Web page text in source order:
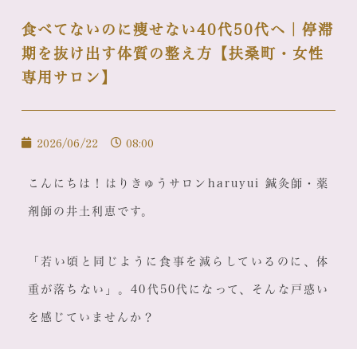
食べてないのに痩せない40代50代へ｜停滞
期を抜け出す体質の整え方【扶桑町・女性
専用サロン】
2026/06/22 08:00
こんにちは！はりきゅうサロンharuyui 鍼灸師・薬
剤師の井土利恵です。
「若い頃と同じように食事を減らしているのに、体
重が落ちない」。40代50代になって、そんな戸惑い
を感じていませんか？